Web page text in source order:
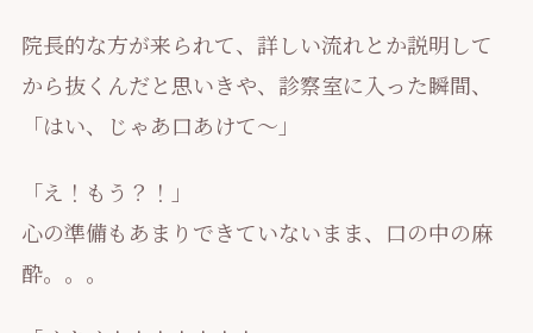
院長的な方が来られて、詳しい流れとか説明して
から抜くんだと思いきや、診察室に入った瞬間、
「はい、じゃあ口あけて～」
「え！もう？！」
心の準備もあまりできていないまま、口の中の麻
酔。。。